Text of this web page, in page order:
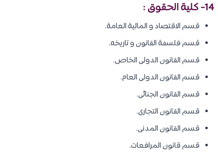
14- كلية الحقوق :
قسم الاقتصاد و المالية العامة.
قسم فلسفة القانون و تاريخه.
قسم القانون الدولى الخاص.
قسم القانون الدولى العام.
قسم القانون الجنائى.
قسم القانون التجارى.
قسم القانون المدنى.
قسم قانون المرافعات.